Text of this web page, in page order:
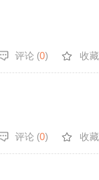
评论 (0) 收藏
评论 (0) 收藏